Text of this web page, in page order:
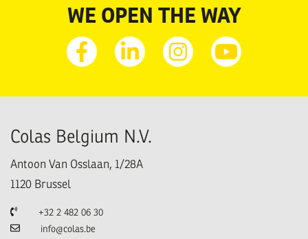
WE OPEN THE WAY
FacebookLinkedinInstagramYoutube
Colas Belgium N.V.
Antoon Van Osslaan, 1/28A
1120 Brussel
Telefoon+32 2 482 06 30
E-mailinfo@colas.be